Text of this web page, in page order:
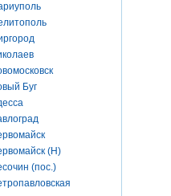
Буг
(Н)
(пос.)